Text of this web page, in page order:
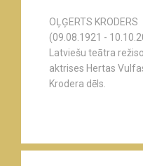
OĻĢERTS KRODERS
(09.08.1921 -
Latviešu teātra
aktrises Hertas
Krodera dēls.